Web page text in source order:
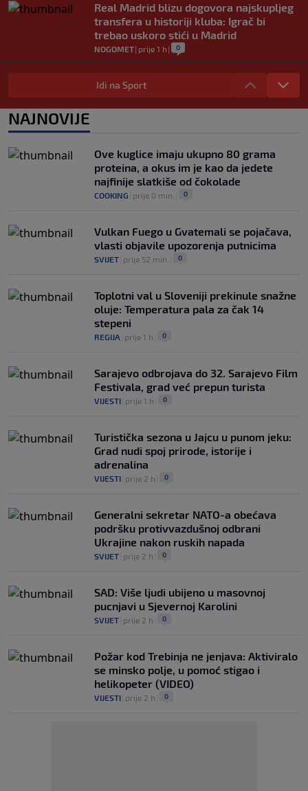
Real Madrid blizu dogovora najskupljeg
transfera u historiji kluba: Igrač bi
trebao uskoro stići u Madrid
NOGOMET| prije 1 h | 0
Lara Gut-Behrami završila karijeru:
Jedna od najvećih skijašica svih
0
planova: Otkriveno šta je ponudio
Marokancima za podršku
NOGOMET |prije 2 h| 0
Idi na Sport
NAJNOVIJE
Ove kuglice imaju ukupno 80 grama
proteina, a okus im je kao da jedete
najfinije slatkiše od čokolade
COOKING prije 0 min. 0
Vulkan Fuego u Gvatemali se pojačava,
vlasti objavile upozorenja putnicima
SVIJET prije 52 min. 0
Toplotni val u Sloveniji prekinule snažne
oluje: Temperatura pala za čak 14
stepeni
REGIJA prije 1 h 0
Sarajevo odbrojava do 32. Sarajevo Film
Festivala, grad već prepun turista
VIJESTI prije 1 h 0
Turistička sezona u Jajcu u punom jeku:
Grad nudi spoj prirode, istorije i
adrenalina
VIJESTI prije 2 h 0
Generalni sekretar NATO-a obećava
podršku protivvazdušnoj odbrani
Ukrajine nakon ruskih napada
SVIJET prije 2 h 0
SAD: Više ljudi ubijeno u masovnoj
pucnjavi u Sjevernoj Karolini
SVIJET prije 2 h 0
Požar kod Trebinja ne jenjava: Aktiviralo
se minsko polje, u pomoć stigao i
helikopeter (VIDEO)
VIJESTI prije 2 h 0